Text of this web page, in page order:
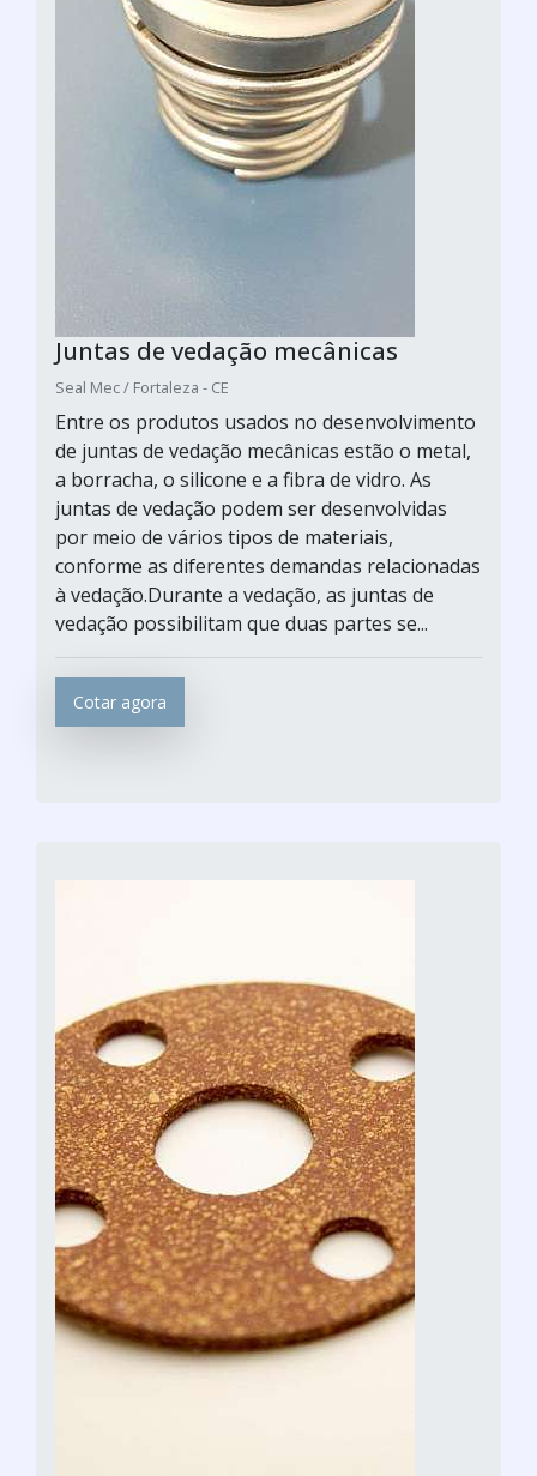
Juntas de vedação mecânicas
Seal Mec / Fortaleza - CE
Entre os produtos usados no desenvolvimento
de juntas de vedação mecânicas estão o metal,
a borracha, o silicone e a fibra de vidro. As
juntas de vedação podem ser desenvolvidas
por meio de vários tipos de materiais,
conforme as diferentes demandas relacionadas
à vedação.Durante a vedação, as juntas de
vedação possibilitam que duas partes se...
Cotar agora